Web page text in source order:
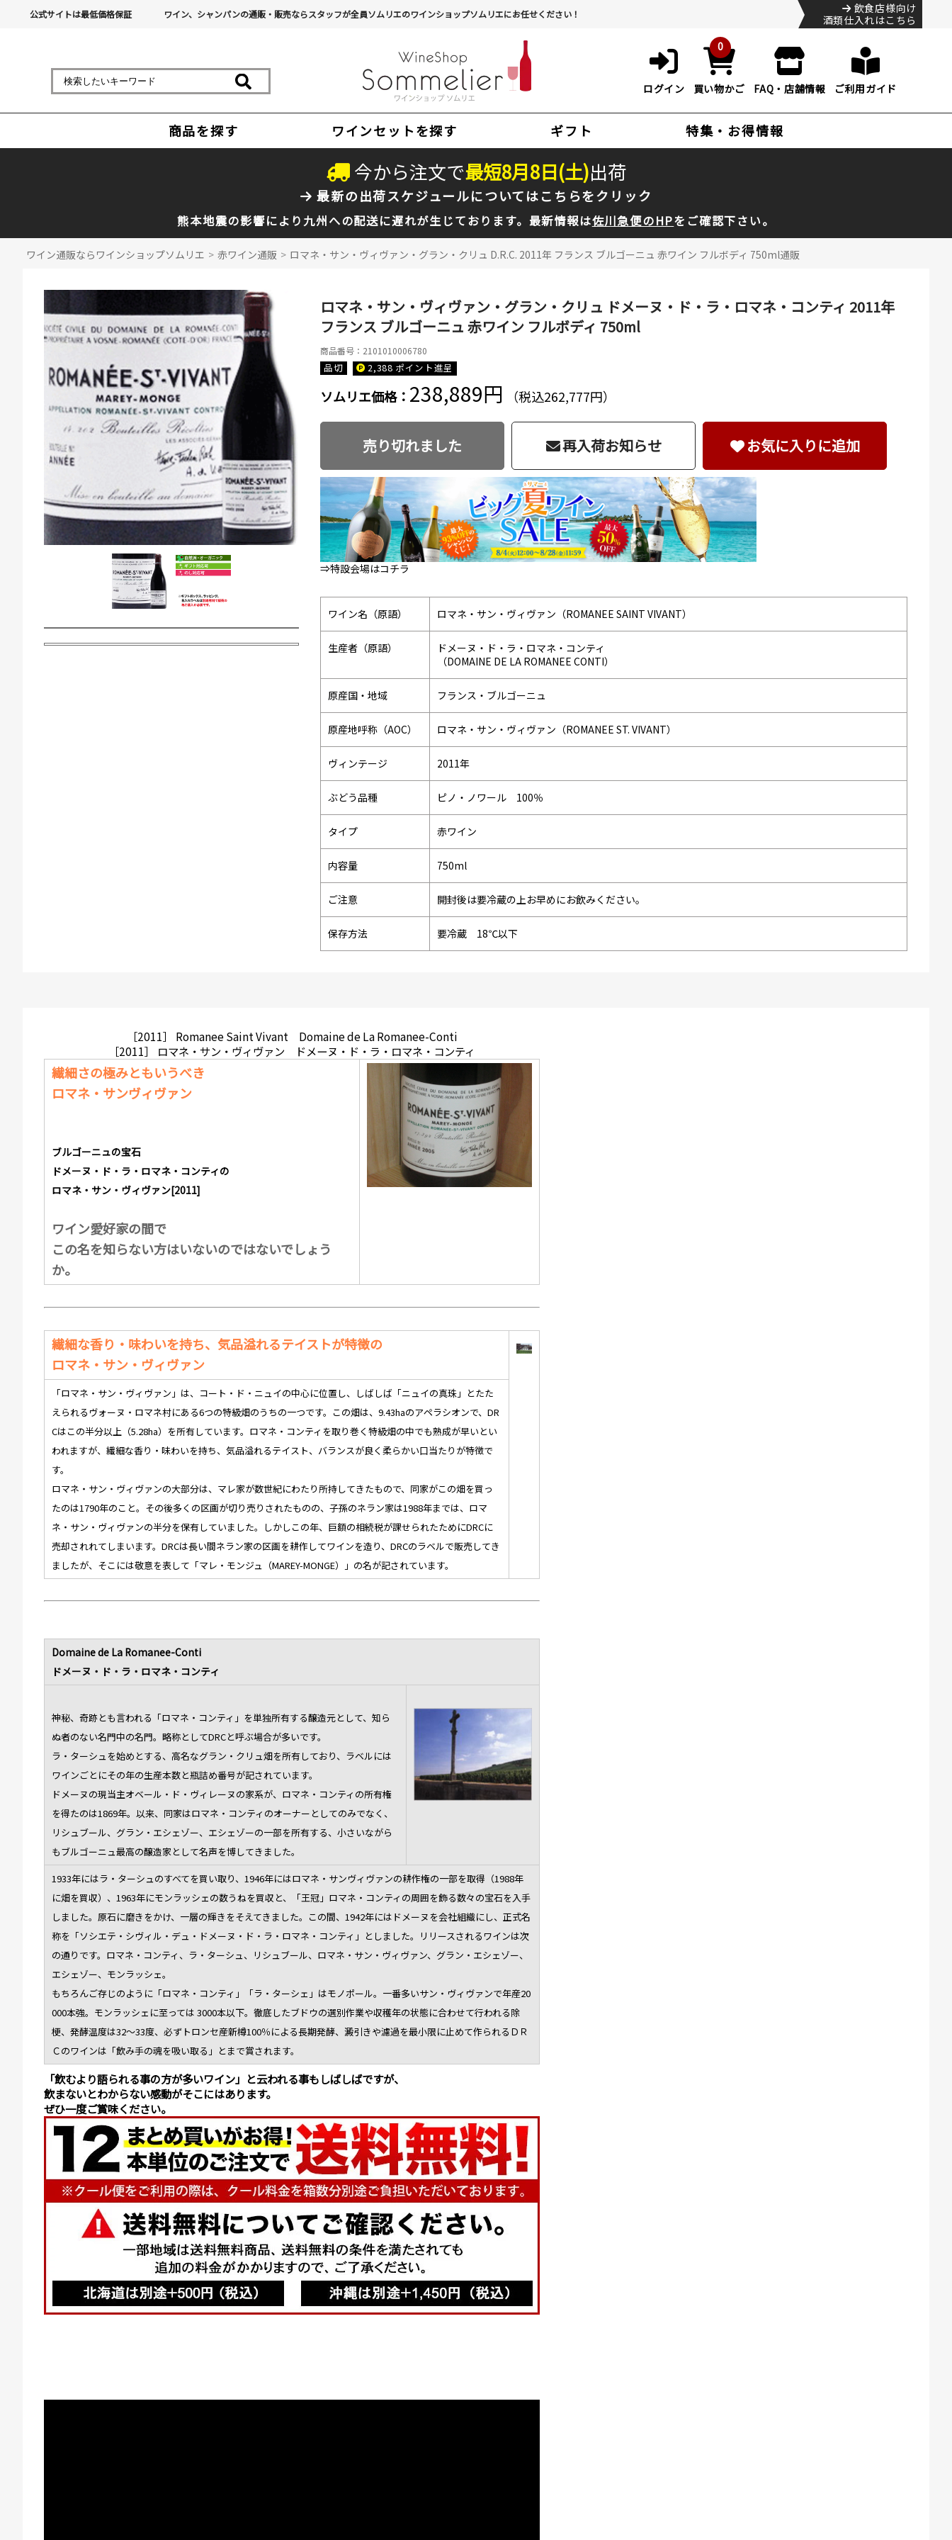
公式サイトは最低価格保証 ワイン、シャンパンの通販・販売ならスタッフが全員ソムリエのワインショップソムリエにお任せください！
飲食店様向け
酒類仕入れはこちら
ログイン
0
買い物かご FAQ・店舗情報 ご利用ガイド
商品を探す ワインセットを探す ギフト 特集・お得情報
今から注文で最短8月8日(土)出荷
最新の出荷スケジュールについてはこちらをクリック
熊本地震の影響により九州への配送に遅れが生じております。最新情報は佐川急便のHPをご確認下さい。
ワイン通販ならワインショップソムリエ > 赤ワイン通販 > ロマネ・サン・ヴィヴァン・グラン・クリュ D.R.C. 2011年 フランス ブルゴーニュ 赤ワイン フルボディ 750ml通販
ロマネ・サン・ヴィヴァン・グラン・クリュ ドメーヌ・ド・ラ・ロマネ・コンティ 2011年
フランス ブルゴーニュ 赤ワイン フルボディ 750ml
商品番号：2101010006780
品切 2,388 ポイント進呈
ソムリエ価格： 238,889円 （税込262,777円）
売り切れました 再入荷お知らせ お気に入りに追加
⇒特設会場はコチラ
ワイン名（原語） ロマネ・サン・ヴィヴァン（ROMANEE SAINT VIVANT）
生産者（原語）
ドメーヌ・ド・ラ・ロマネ・コンティ
（DOMAINE DE LA ROMANEE CONTI）
原産国・地域 フランス・ブルゴーニュ
原産地呼称（AOC） ロマネ・サン・ヴィヴァン（ROMANEE ST. VIVANT）
ヴィンテージ 2011年
ぶどう品種 ピノ・ノワール 100％
タイプ 赤ワイン
内容量 750ml
ご注意 開封後は要冷蔵の上お早めにお飲みください。
保存方法 要冷蔵 18℃以下
［2011］ Romanee Saint Vivant Domaine de La Romanee-Conti
［2011］ ロマネ・サン・ヴィヴァン ドメーヌ・ド・ラ・ロマネ・コンティ
繊細さの極みともいうべき
ロマネ・サンヴィヴァン
ブルゴーニュの宝石
ドメーヌ・ド・ラ・ロマネ・コンティの
ロマネ・サン・ヴィヴァン[2011]
ワイン愛好家の間で
この名を知らない方はいないのではないでしょう
か。
繊細な香り・味わいを持ち、気品溢れるテイストが特徴の
ロマネ・サン・ヴィヴァン
「ロマネ・サン・ヴィヴァン」は、コート・ド・ニュイの中心に位置し、しばしば「ニュイの真珠」とたた
えられるヴォーヌ・ロマネ村にある6つの特級畑のうちの一つです。この畑は、9.43haのアペラシオンで、DR
Cはこの半分以上（5.28ha）を所有しています。ロマネ・コンティを取り巻く特級畑の中でも熟成が早いとい
われますが、繊細な香り・味わいを持ち、気品溢れるテイスト、バランスが良く柔らかい口当たりが特徴で
す。
ロマネ・サン・ヴィヴァンの大部分は、マレ家が数世紀にわたり所持してきたもので、同家がこの畑を買っ
たのは1790年のこと。その後多くの区画が切り売りされたものの、子孫のネラン家は1988年までは、ロマ
ネ・サン・ヴィヴァンの半分を保有していました。しかしこの年、巨額の相続税が課せられたためにDRCに
売却されれてしまいます。DRCは長い間ネラン家の区画を耕作してワインを造り、DRCのラベルで販売してき
ましたが、そこには敬意を表して「マレ・モンジュ（MAREY-MONGE）」の名が記されています。
Domaine de La Romanee-Conti
ドメーヌ・ド・ラ・ロマネ・コンティ
神秘、奇跡とも言われる「ロマネ・コンティ」を単独所有する醸造元として、知ら
ぬ者のない名門中の名門。略称としてDRCと呼ぶ場合が多いです。
ラ・ターシュを始めとする、高名なグラン・クリュ畑を所有しており、ラベルには
ワインごとにその年の生産本数と瓶詰め番号が記されています。
ドメーヌの現当主オベール・ド・ヴィレーヌの家系が、ロマネ・コンティの所有権
を得たのは1869年。以来、同家はロマネ・コンティのオーナーとしてのみでなく、
リシュブール、グラン・エシェゾー、エシェゾーの一部を所有する、小さいながら
もブルゴーニュ最高の醸造家として名声を博してきました。
1933年にはラ・ターシュのすべてを買い取り、1946年にはロマネ・サンヴィヴァンの耕作権の一部を取得（1988年
に畑を買収）、1963年にモンラッシェの数うねを買収と、「王冠」ロマネ・コンティの周囲を飾る数々の宝石を入手
しました。原石に磨きをかけ、一層の輝きをそえてきました。この間、1942年にはドメーヌを会社組織にし、正式名
称を「ソシエテ・シヴィル・デュ・ドメーヌ・ド・ラ・ロマネ・コンティ」としました。リリースされるワインは次
の通りです。ロマネ・コンティ、ラ・ターシュ、リシュブール、ロマネ・サン・ヴィヴァン、グラン・エシェゾー、
エシェゾー、モンラッシェ。
もちろんご存じのように「ロマネ・コンティ」「ラ・ターシェ」はモノポール。一番多いサン・ヴィヴァンで年産20
000本強。モンラッシェに至っては 3000本以下。徹底したブドウの選別作業や収穫年の状態に合わせて行われる除
梗、発酵温度は32～33度、必ずトロンセ産新樽100％による長期発酵、澱引きや濾過を最小限に止めて作られるＤＲ
Ｃのワインは「飲み手の魂を吸い取る」とまで賞されます。
「飲むより語られる事の方が多いワイン」と云われる事もしばしばですが、
飲まないとわからない感動がそこにはあります。
ぜひ一度ご賞味ください。